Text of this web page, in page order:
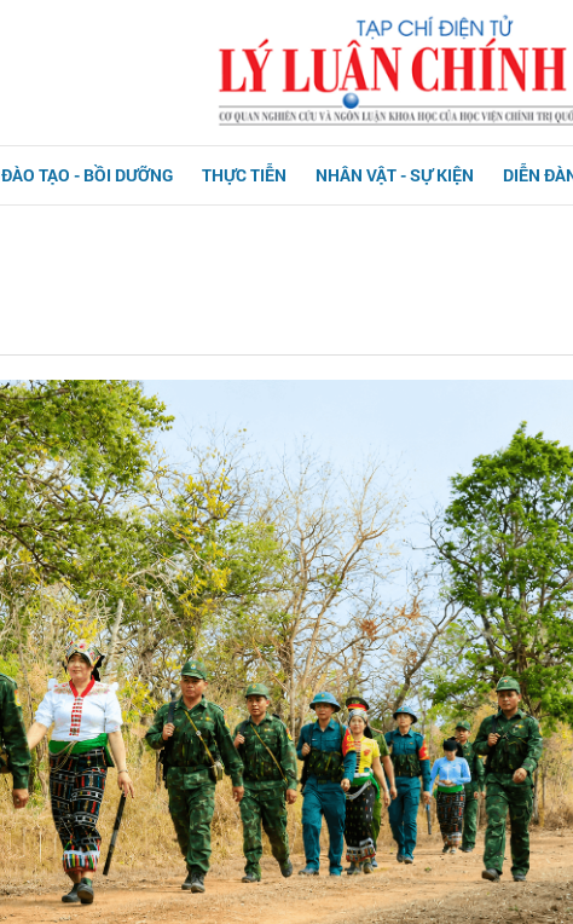
ĐÀO TẠO - BỒI DƯỠNG THỰC TIỄN NHÂN VẬT - SỰ KIỆN DIỄN